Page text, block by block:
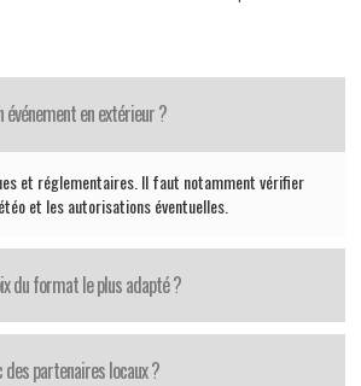
en extérieur ?
et réglementaires. Il faut notamment vérifier
et les autorisations éventuelles.
du format le plus adapté ?
des partenaires locaux ?